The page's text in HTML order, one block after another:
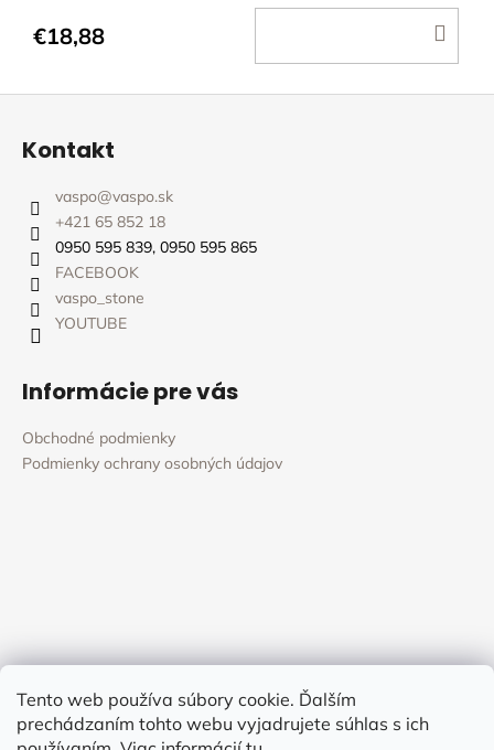
Tento web používa súbory cookie. Ďalším
prechádzaním tohto webu vyjadrujete súhlas s ich
€18,88
Z
Kontakt
vaspo@vaspo.sk
+421 65 852 18
0950 595 839, 0950 595 865
FACEBOOK
vaspo_stone
YOUTUBE
Informácie pre vás
Obchodné podmienky
Podmienky ochrany osobných údajov